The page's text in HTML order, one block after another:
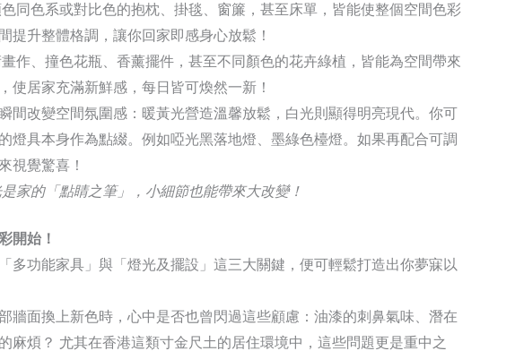
同色系或對比色的抱枕、掛毯、窗簾，甚至床單，皆能使整個空間色彩
提升整體格調，讓你回家即感身心放鬆！
作、撞色花瓶、香薰擺件，甚至不同顏色的花卉綠植，皆能為空間帶來
使居家充滿新鮮感，每日皆可煥然一新！
間改變空間氛圍感：暖黃光營造溫馨放鬆，白光則顯得明亮現代。你可
燈具本身作為點綴。例如啞光黑落地燈、墨綠色檯燈。如果再配合可調
視覺驚喜！
家的「點睛之筆」，小細節也能帶來大改變！
開始！
多功能家具」與「燈光及擺設」這三大關鍵，便可輕鬆打造出你夢寐以
牆面換上新色時，心中是否也曾閃過這些顧慮：油漆的刺鼻氣味、潛在
麻煩？ 尤其在香港這類寸金尺土的居住環境中，這些問題更是重中之